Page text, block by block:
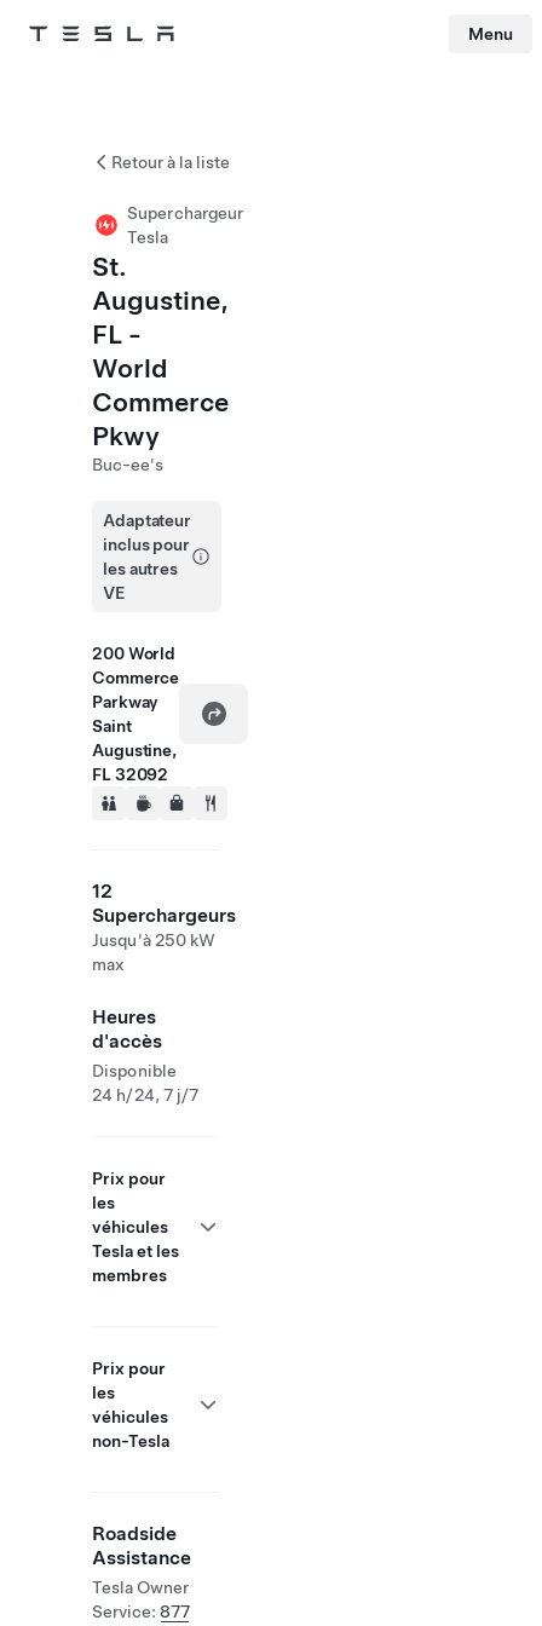
Tesla Menu
Retour à la liste
Superchargeur
Tesla
St.
Augustine,
FL -
World
Commerce
Pkwy
Buc-ee's
Adaptateur
inclus pour
les autres
VE
200 World
Commerce
Parkway
Saint
Augustine,
FL 32092
12
Superchargeurs
Jusqu'à 250 kW
max
Heures
d'accès
Disponible
24 h/24, 7 j/7
Prix pour
les
véhicules
Tesla et les
membres
Prix pour
les
véhicules
non-Tesla
Roadside
Assistance
Tesla Owner
Service: 877